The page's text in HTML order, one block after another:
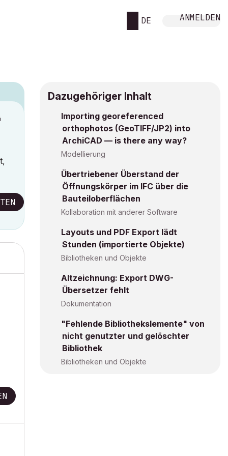
DE ANMELDEN
Dazugehöriger Inhalt
Importing georeferenced
orthophotos (GeoTIFF/JP2) into
ArchiCAD — is there any way?
Modellierung
Übertriebener Überstand der
Öffnungskörper im IFC über die
Bauteiloberflächen
Kollaboration mit anderer Software
Layouts und PDF Export lädt
Stunden (importierte Objekte)
Bibliotheken und Objekte
Altzeichnung: Export DWG-
Übersetzer fehlt
Dokumentation
"Fehlende Bibliothekslemente" von
nicht genutzter und gelöschter
Bibliothek
Bibliotheken und Objekte